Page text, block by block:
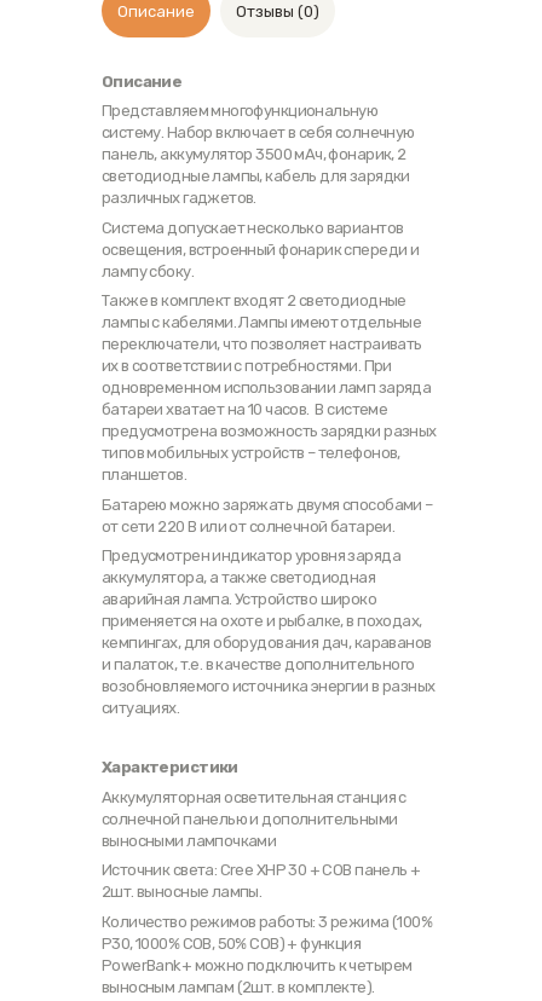
Описание Отзывы (0)
Описание
Представляем многофункциональную
систему. Набор включает в себя солнечную
панель, аккумулятор 3500 мАч, фонарик, 2
светодиодные лампы, кабель для зарядки
различных гаджетов.
Система допускает несколько вариантов
освещения, встроенный фонарик спереди и
лампу сбоку.
Также в комплект входят 2 светодиодные
лампы с кабелями. Лампы имеют отдельные
переключатели, что позволяет настраивать
их в соответствии с потребностями. При
одновременном использовании ламп заряда
батареи хватает на 10 часов. В системе
предусмотрена возможность зарядки разных
типов мобильных устройств – телефонов,
планшетов.
Батарею можно заряжать двумя способами –
от сети 220 В или от солнечной батареи.
Предусмотрен индикатор уровня заряда
аккумулятора, а также светодиодная
аварийная лампа. Устройство широко
применяется на охоте и рыбалке, в походах,
кемпингах, для оборудования дач, караванов
и палаток, т.е. в качестве дополнительного
возобновляемого источника энергии в разных
ситуациях.
Характеристики
Аккумуляторная осветительная станция с
солнечной панелью и дополнительными
выносными лампочками
Источник света: Cree XHP 30 + COB панель +
2шт. выносные лампы.
Количество режимов работы: 3 режима (100%
P30, 1000% COB, 50% COB) + функция
PowerBank+ можно подключить к четырем
выносным лампам (2шт. в комплекте).